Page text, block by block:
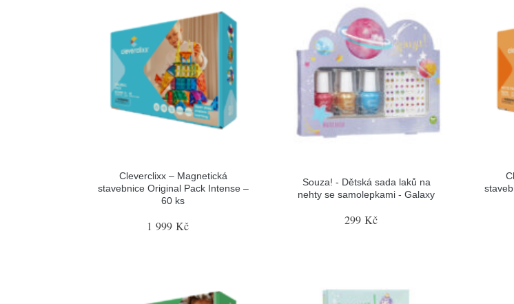
Cleverclixx – Magnetická
stavebnice Original Pack Intense –
60 ks
1 999 Kč
Souza! - Dětská sada laků na
nehty se samolepkami - Galaxy
299 Kč